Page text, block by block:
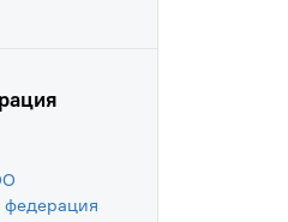
федерация